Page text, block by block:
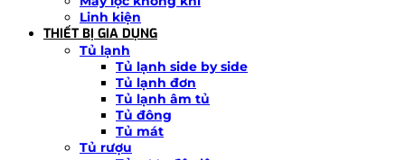
Linh kiện
THIẾT BỊ GIA DỤNG
Tủ lạnh
Tủ lạnh side by side
Tủ lạnh đơn
Tủ lạnh âm tủ
Tủ đông
Tủ mát
Tủ rượu